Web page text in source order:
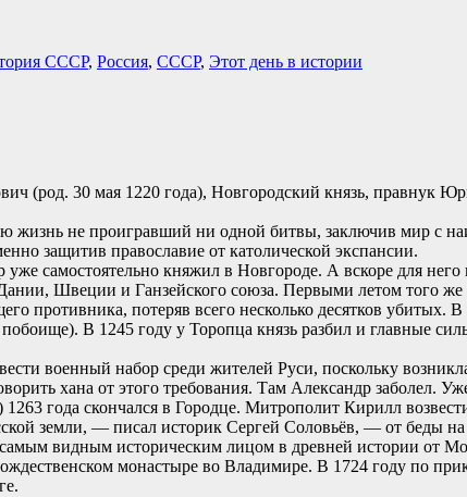
СССР, Россия, СССР, Этот день в истории
(род. 30 мая 1220 года), Новгородский князь, правнук
жизнь не проигравший ни одной битвы, заключив мир с
защитив православие от католической экспансии.
самостоятельно княжил в Новгороде. А вскоре для
Швеции и Ганзейского союза. Первыми летом того
противника, потеряв всего несколько десятков убитых.
В 1245 году у Торопца князь разбил и главные
военный набор среди жителей Руси, поскольку
хана от этого требования. Там Александр
года скончался в Городце. Митрополит Кирилл
земли, — писал историк Сергей Соловьёв, — от беды
видным историческим лицом в древней истории от
монастыре во Владимире. В 1724 году по